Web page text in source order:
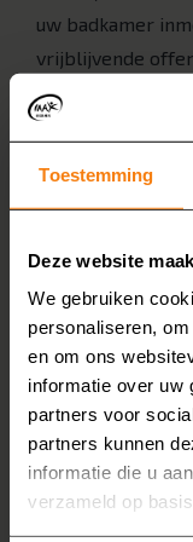
Toestemming
Deze website
We gebruiken
personaliseren,
en om ons
informatie over uw
partners voor
partners kunnen
informatie die u
verzameld op
uw badkamer
vrijblijvende
4.
Als alles akkoord
demonteren van
voeren we af,
5. Nieuwe
Onze eigen
badkamer bij u
bezemschoon
uw nieuwe
Kosten